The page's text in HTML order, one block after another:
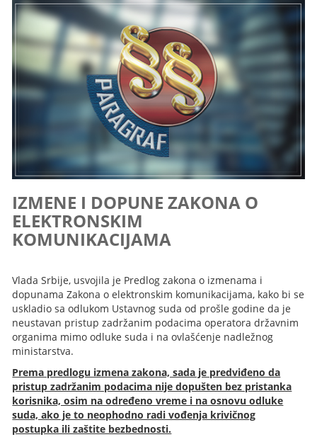
IZMENE I DOPUNE ZAKONA O
ELEKTRONSKIM
KOMUNIKACIJAMA
Vlada Srbije, usvojila je Predlog zakona o izmenama i
dopunama Zakona o elektronskim komunikacijama, kako bi se
uskladio sa odlukom Ustavnog suda od prošle godine da je
neustavan pristup zadržanim podacima operatora državnim
organima mimo odluke suda i na ovlašćenje nadležnog
ministarstva.
Prema predlogu izmena zakona, sada je predviđeno da
pristup zadržanim podacima nije dopušten bez pristanka
korisnika, osim na određeno vreme i na osnovu odluke
suda, ako je to neophodno radi vođenja krivičnog
postupka ili zaštite bezbednosti.